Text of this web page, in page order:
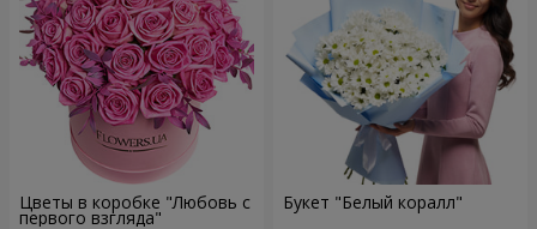
Цветы в коробке "Любовь с
первого взгляда"
Букет "Белый коралл"